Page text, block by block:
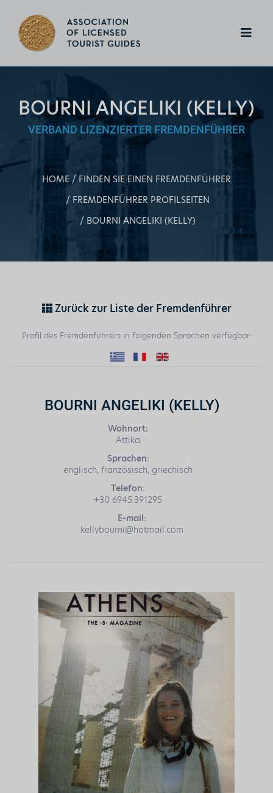
BOURNI ANGELIKI (KELLY)
VERBAND LIZENZIERTER FREMDENFÜHRER
HOME
FINDEN SIE EINEN FREMDENFÜHRER
FREMDENFÜHRER PROFILSEITEN
BOURNI ANGELIKI (KELLY)
Zurück zur Liste der Fremdenführer
Profil des Fremdenführers in folgenden Sprachen verfügbar:
BOURNI ANGELIKI (KELLY)
Wohnort:
Attika
Sprachen:
englisch, französisch, griechisch
Telefon:
+30 6945.391295
E-mail:
kellybourni@hotmail.com